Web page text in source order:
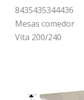
8435435344436
Mesas comedor
Vita 200/240